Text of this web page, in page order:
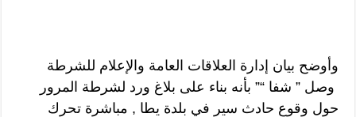
وأوضح بيان إدارة العلاقات العامة والإعلام للشرطة
وصل ” شفا “” بأنه بناء على بلاغ ورد لشرطة المرور
حول وقوع حادث سير في بلدة يطا , مباشرة تحرك